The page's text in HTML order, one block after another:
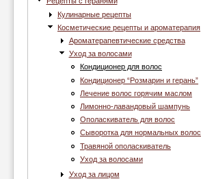
Кулинарные рецепты
Косметические рецепты и ароматерапия
Ароматерапевтические средства
Уход за волосами
Кондиционер для волос
Кондиционер “Розмарин и герань”
Лечение волос горячим маслом
Лимонно-лавандовый шампунь
Ополаскиватель для волос
Сыворотка для нормальных волос
Травяной ополаскиватель
Уход за волосами
Уход за лицом